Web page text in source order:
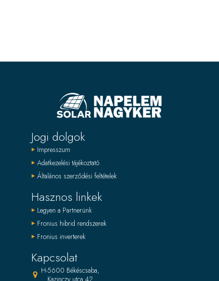
Jogi dolgok
Impresszum
Adatkezelési tájékoztató
Általános szerződési feltételek
Hasznos linkek
Legyen a Partnerünk
Fronius hibrid rendszerek
Fronius inverterek
Kapcsolat
H-5600 Békéscsaba,